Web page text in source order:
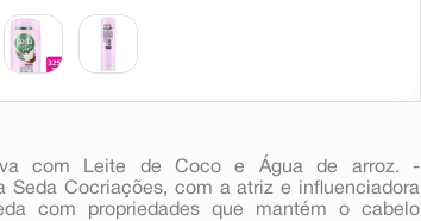
com Leite de Coco e Água de arroz. -
Seda Cocriações, com a atriz e influenciadora
com propriedades que mantém o cabelo